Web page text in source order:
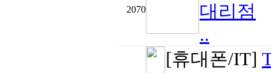
2070
대리점
..
[휴대폰/IT]